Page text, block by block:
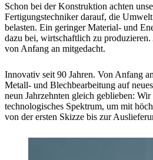
Schon bei der Konstruktion achten
Fertigungstechniker darauf, die
belasten. Ein geringer Material- und
dazu bei, wirtschaftlich zu
von Anfang an mitgedacht.
Innovativ seit 90 Jahren. Von Anfang
Metall- und Blechbearbeitung auf
neun Jahrzehnten gleich geblieben:
technologisches Spektrum, um mit
von der ersten Skizze bis zur